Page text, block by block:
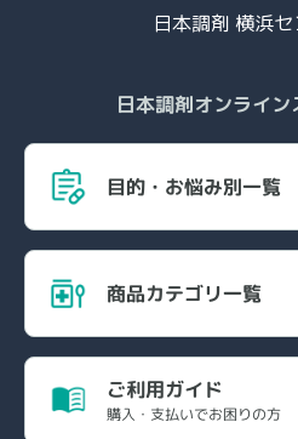
日本調剤 横浜
日本調剤オンライン
目的・お悩み別一覧
商品カテゴリ一覧
ご利用ガイド
購入・支払いでお困りの方